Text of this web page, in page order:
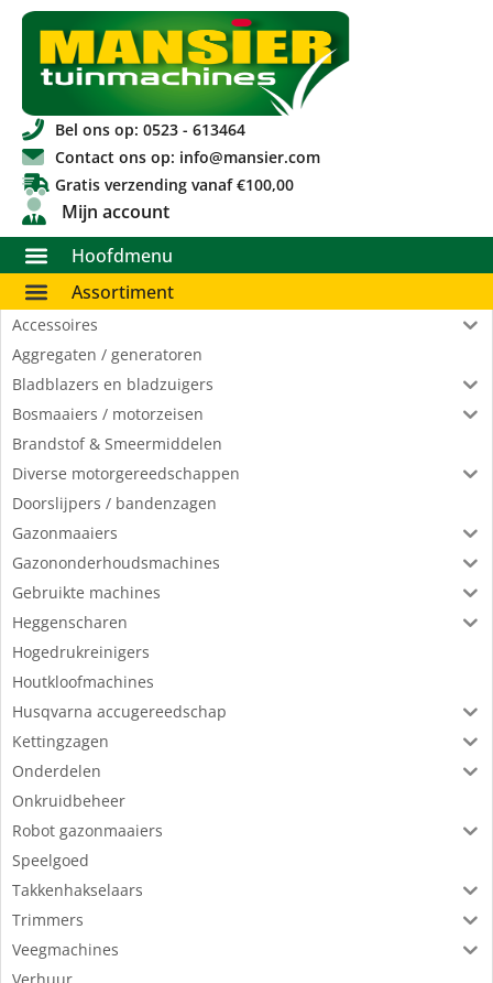
Bel ons op: 0523 - 613464
Contact ons op: info@mansier.com
Gratis verzending vanaf €100,00
Mijn account
Hoofdmenu
Assortiment
Accessoires
Aggregaten / generatoren
Bladblazers en bladzuigers
Bosmaaiers / motorzeisen
Brandstof & Smeermiddelen
Diverse motorgereedschappen
Doorslijpers / bandenzagen
Gazonmaaiers
Gazononderhoudsmachines
Gebruikte machines
Heggenscharen
Hogedrukreinigers
Houtkloofmachines
Husqvarna accugereedschap
Kettingzagen
Onderdelen
Onkruidbeheer
Robot gazonmaaiers
Speelgoed
Takkenhakselaars
Trimmers
Veegmachines